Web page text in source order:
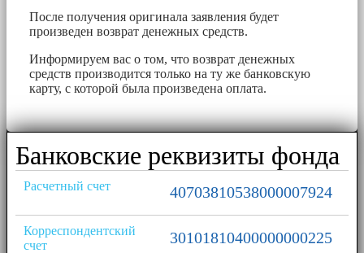
После получения оригинала заявления будет
произведен возврат денежных средств.
Информируем вас о том, что возврат денежных
средств производится только на ту же банковскую
карту, с которой была произведена оплата.
Банковские реквизиты фонда
Расчетный счет 40703810538000007924
Корреспондентский
счет
30101810400000000225